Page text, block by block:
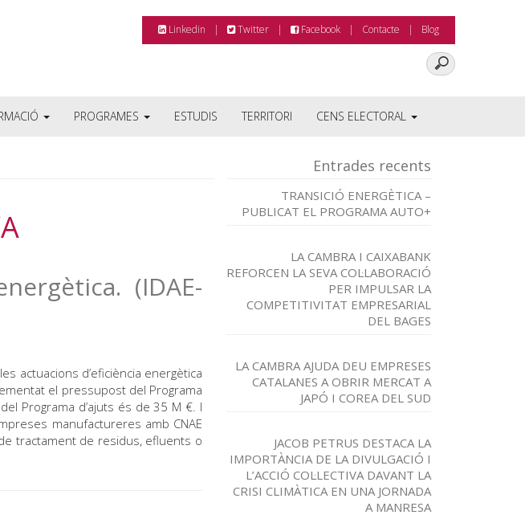
Linkedin Twitter Facebook Contacte Blog
PROGRAMES ESTUDIS TERRITORI CENS ELECTORAL
(IDAE-
actuacions d’eficiència energètica
el pressupost del Programa
Programa d’ajuts és de 35 M €. I
manufactureres amb CNAE
tractament de residus, efluents o
Entrades recents
TRANSICIÓ ENERGÈTICA –
PUBLICAT EL PROGRAMA AUTO+
LA CAMBRA I CAIXABANK
REFORCEN LA SEVA COL·LABORACIÓ
PER IMPULSAR LA
COMPETITIVITAT EMPRESARIAL
DEL BAGES
LA CAMBRA AJUDA DEU EMPRESES
CATALANES A OBRIR MERCAT A
JAPÓ I COREA DEL SUD
JACOB PETRUS DESTACA LA
IMPORTÀNCIA DE LA DIVULGACIÓ I
L’ACCIÓ COL·LECTIVA DAVANT LA
CRISI CLIMÀTICA EN UNA JORNADA
A MANRESA